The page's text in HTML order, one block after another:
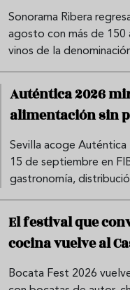
Sonorama Ribera
agosto con más de 150
vinos de la
Auténtica 2026
alimentación sin
Sevilla acoge Auténtica
15 de septiembre en
gastronomía,
El festival que
cocina vuelve al
Bocata Fest 2026